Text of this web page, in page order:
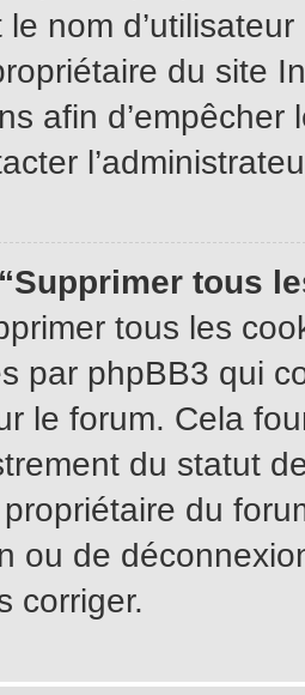
le nom
du site
afin d’empêcher
tous
tous les
par phpBB3 qui
le forum. Cela
du statut
du
ou de
corriger.